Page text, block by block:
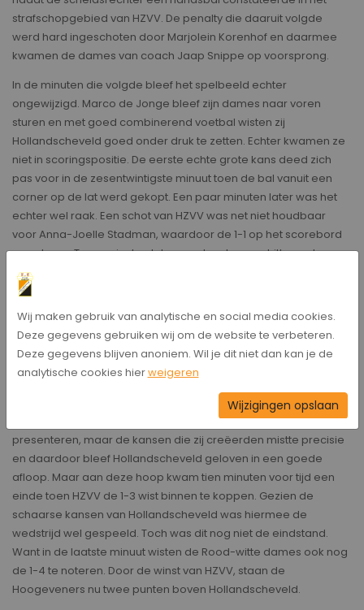
strafschopgebied van HZVV. De penalty die daaruit volgde
werd hard ingeschoten door Marjolein Korenhof en daarmee
kwamen de dames van coach Jaap Snippe op voorsprong.
In de minuten die volgde bleef het spelbeeld echter
ongewijzigd. Marco de Jonge bleef zijn dames naar voren
sturen en met goed combinerend voetbal wisten zij
Hollandscheveld goed onder druk te zetten. Echter kwamen ze
niet in scoringspositie. De eerste echte grote kans deed zich
pas voor in de zesentwintigste minuut toen de bal vanuit een
corner op de lat werd gekopt. Een paar minuten later was het
echter wel raak. Een schot van HZVV was net niet houdbaar
voor Anna-Joelle Stadman, waardoor de 1-1 op het scorebord
verscheen. Twee minuten later werd met een schitterend
doelpunt ook de 1-2 genoteerd. Het middenveld van HZVV
kreeg iets te veel ruimte en doordat de keeper van
Hollandscheveld iets te ver uit haar doel stond, kon er vanaf het
middenveld een schot geplaatst worden die over de keeper in
het doel vloog. De tweede helft leek even op een identieke
wijze te starten, een overtreding van HZVV zorgde ervoor dat
vrije trap mocht nemen. Het schot dat volgde werd echter
gekeerd. Net als in de eerste helft wist HZVV het beste spel te
presenteren, maar de kansen die zij creëerden mistte precisie
en daardoor bleef Hollandscheveld geloven in een goede
afloop. Maar aan deze hoop kwam tien minuten voor tijd een
einde toen HZVV de 1-3 wist binnen te koppen. Gezien de
schaarse kansen van Hollandscheveld was hiermee de
wedstrijd wel gespeeld. Toch was dit nog niet de eindstand.
Want in de laatste minuut wisten de Rood-witte dames ook nog
de 1-4 te noteren. Door de winst van HZVV, staan de
Hoogeveners nu twee punten boven Hollandscheveld.
Wij maken gebruik van analytische en social media cookies.
Deze gegevens gebruiken wij om de website te verbeteren.
Deze gegevens blijven anoniem. Wil je dit niet dan kan je de
analytische cookies hierweigeren
Wijzigingen opslaan